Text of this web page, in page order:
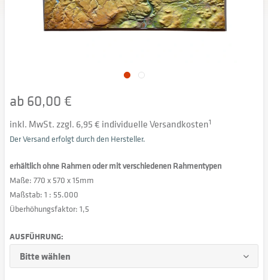
ab 60,00 €
inkl. MwSt. zzgl. 6,95 € individuelle Versandkosten1
Der Versand erfolgt durch den Hersteller.
erhältlich ohne Rahmen oder mit verschiedenen Rahmentypen
Maße: 770 x 570 x 15mm
Maßstab: 1 : 55.000
Überhöhungsfaktor: 1,5
AUSFÜHRUNG: